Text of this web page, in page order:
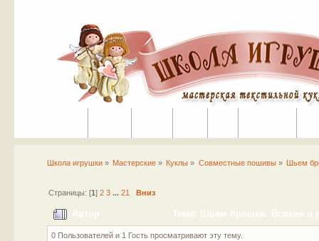
Школа игрушки» Мастерские » Куклы » Совместные пошивы» Шьем
Страницы: [1 ] 2 3 ... 21 Вниз
Автор Тема: Шьем брошки. Всякие и
0 Пользователей и 1 Гость просматривают эту тему.